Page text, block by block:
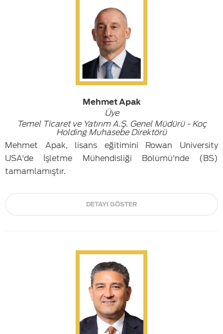
Mehmet Apak
Üye
Temel Ticaret ve Yatırım A.Ş. Genel Müdürü - Koç
Holding Muhasebe Direktörü
Mehmet Apak, lisans eğitimini Rowan University
USA'de İşletme Mühendisliği Bölümü'nde (BS)
tamamlamıştır.
DETAYI GÖSTER